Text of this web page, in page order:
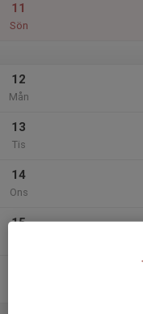
11
Sön
12
Mån
13
Tis
14
Ons
15